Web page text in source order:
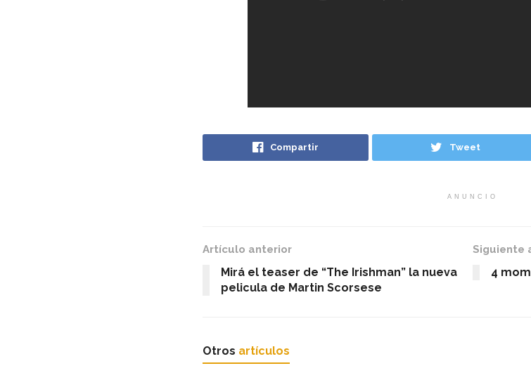
Compartir Tweet
ANUNCIO
Artículo anterior
Mirá el teaser de “The Irishman” la nueva
pelicula de Martin Scorsese
Siguiente
4
Otros artículos